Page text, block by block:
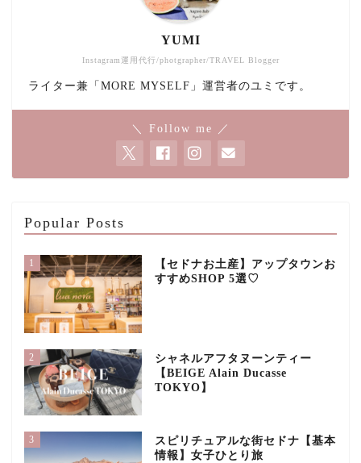
Instagram運用代行/photgrapher/TRAVEL Blogger
YUMI
ライター兼「MORE MYSELF」運営者のユミです。
＼ Follow me ／
Popular Posts
1
【セドナお土産】アップタウンお
すすめSHOP 5選♡
2
シャネルアフタヌーンティー
【BEIGE Alain Ducasse
TOKYO】
3
スピリチュアルな街セドナ【基本
情報】女子ひとり旅